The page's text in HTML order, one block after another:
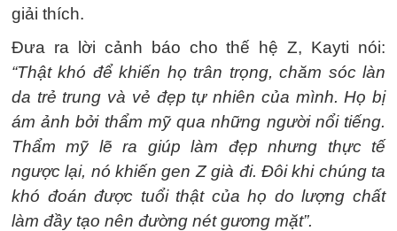
giải thích.
Đưa ra lời cảnh báo cho thế hệ Z, Kayti nói:
“Thật khó để khiến họ trân trọng, chăm sóc làn
da trẻ trung và vẻ đẹp tự nhiên của mình. Họ bị
ám ảnh bởi thẩm mỹ qua những người nổi tiếng.
Thẩm mỹ lẽ ra giúp làm đẹp nhưng thực tế
ngược lại, nó khiến gen Z già đi. Đôi khi chúng ta
khó đoán được tuổi thật của họ do lượng chất
làm đầy tạo nên đường nét gương mặt”.